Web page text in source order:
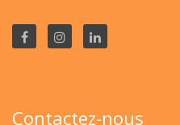
Contactez-nous